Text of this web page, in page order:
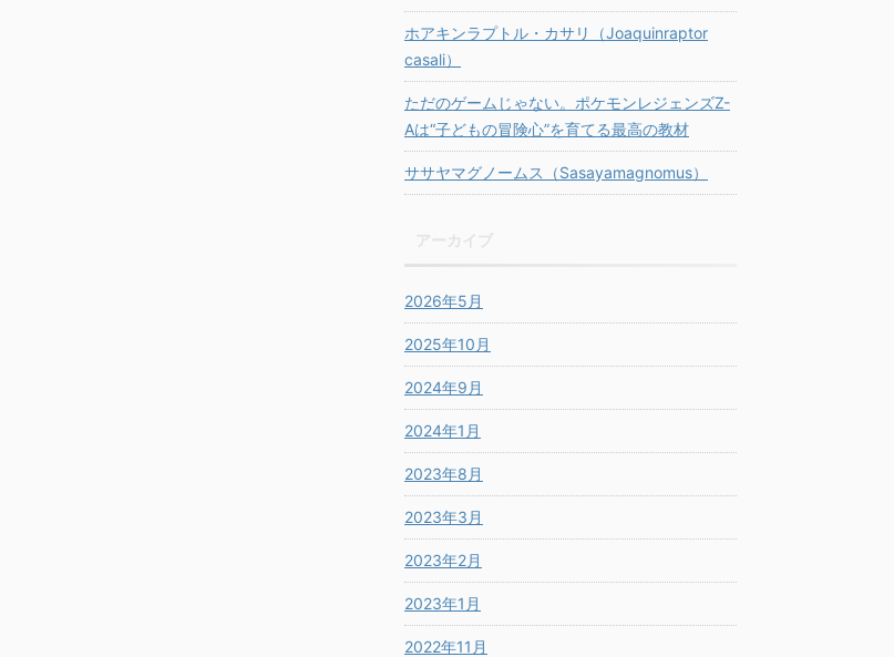
ホアキンラプトル・カサリ（Joaquinraptor
casali）
ただのゲームじゃない。ポケモンレジェンズZ-
Aは“子どもの冒険心”を育てる最高の教材
ササヤマグノームス（Sasayamagnomus）
2026年5月
2025年10月
2024年9月
2024年1月
2023年8月
2023年3月
2023年2月
2023年1月
2022年11月